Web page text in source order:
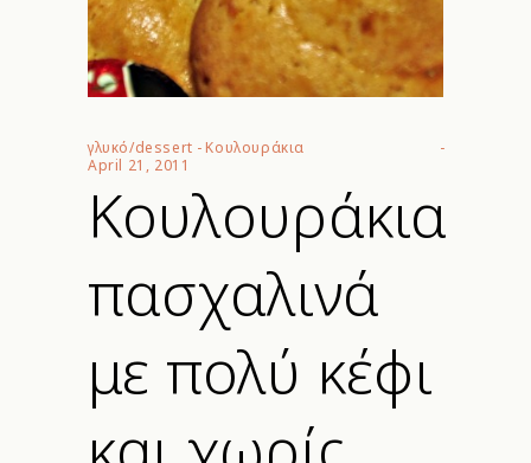
γλυκό/dessert - Κουλουράκια
April 21, 2011
Κουλουράκια
πασχαλινά
με πολύ κέφι